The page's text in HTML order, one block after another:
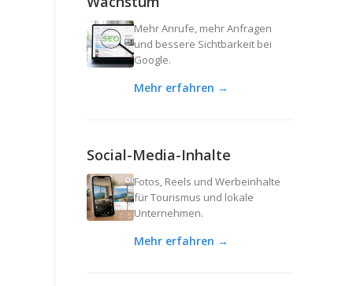
Mehr Anrufe, mehr Anfragen
und bessere Sichtbarkeit bei
Google.
Mehr erfahren →
Social-Media-Inhalte
Fotos, Reels und Werbeinhalte
für Tourismus und lokale
Unternehmen.
Mehr erfahren →